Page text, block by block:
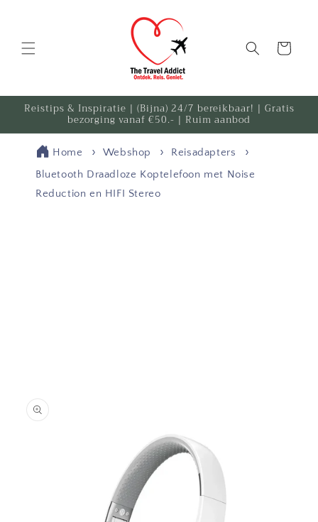
Winkelwagen
Reistips & Inspiratie | (Bijna) 24/7 bereikbaar! | Gratis
bezorging vanaf €50.- | Ruim aanbod
Home Webshop
Reisadapters
Bluetooth Draadloze Koptelefoon met Noise
Reduction en HIFI Stereo